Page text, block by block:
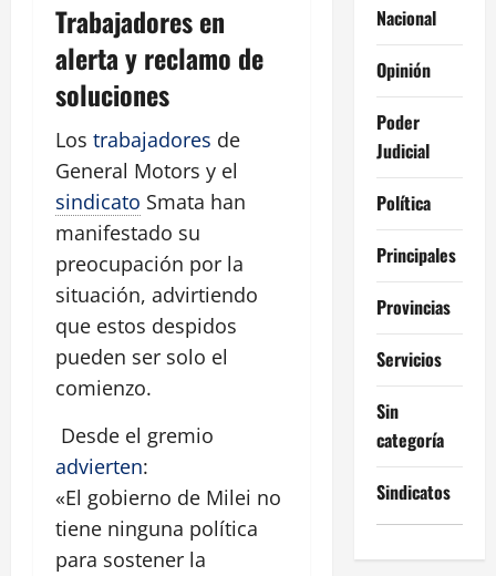
Trabajadores en
alerta y reclamo de
soluciones
Los trabajadores de
General Motors y el
sindicato Smata han
manifestado su
preocupación por la
situación, advirtiendo
que estos despidos
pueden ser solo el
comienzo.
Desde el gremio
advierten:
«El gobierno de Milei no
tiene ninguna política
para sostener la
Nacional
Opinión
Poder
Judicial
Política
Principales
Provincias
Servicios
Sin
categoría
Sindicatos